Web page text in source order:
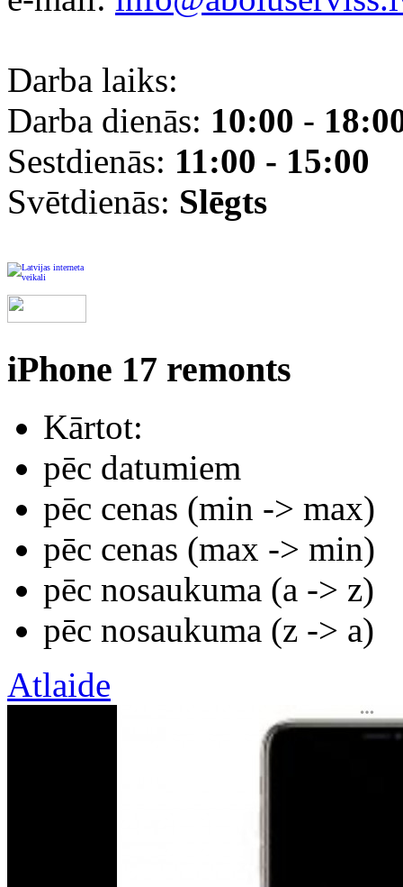
Darba laiks:
Darba dienās: 10:00 -
Sestdienās: 11:00 - 15:00
Svētdienās: Slēgts
iPhone 17 remonts
Kārtot:
pēc datumiem
pēc cenas (min -> max)
pēc cenas (max -> min)
pēc nosaukuma (а -> z)
pēc nosaukuma (z -> а)
Atlaide